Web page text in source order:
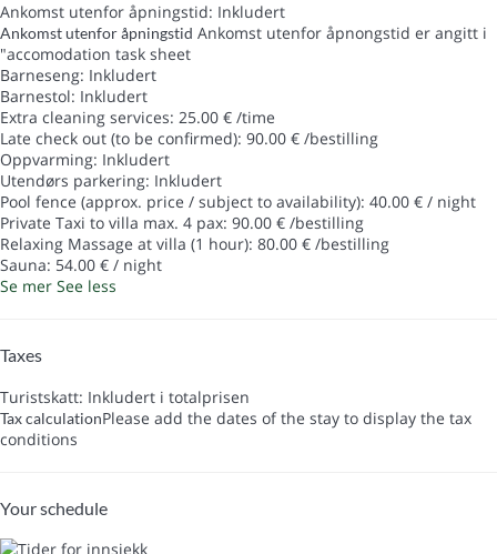
Ankomst utenfor åpningstid: Inkludert
Ankomst utenfor åpningstid Ankomst utenfor åpnongstid er angitt i
"accomodation task sheet
Barneseng: Inkludert
Barnestol: Inkludert
Extra cleaning services: 25.00 € /time
Late check out (to be confirmed): 90.00 € /bestilling
Oppvarming: Inkludert
Utendørs parkering: Inkludert
Pool fence (approx. price / subject to availability): 40.00 € / night
Private Taxi to villa max. 4 pax: 90.00 € /bestilling
Relaxing Massage at villa (1 hour): 80.00 € /bestilling
Sauna: 54.00 € / night
Se mer See less
Taxes
Turistskatt: Inkludert i totalprisen
Tax calculationPlease add the dates of the stay to display the tax
conditions
Your schedule